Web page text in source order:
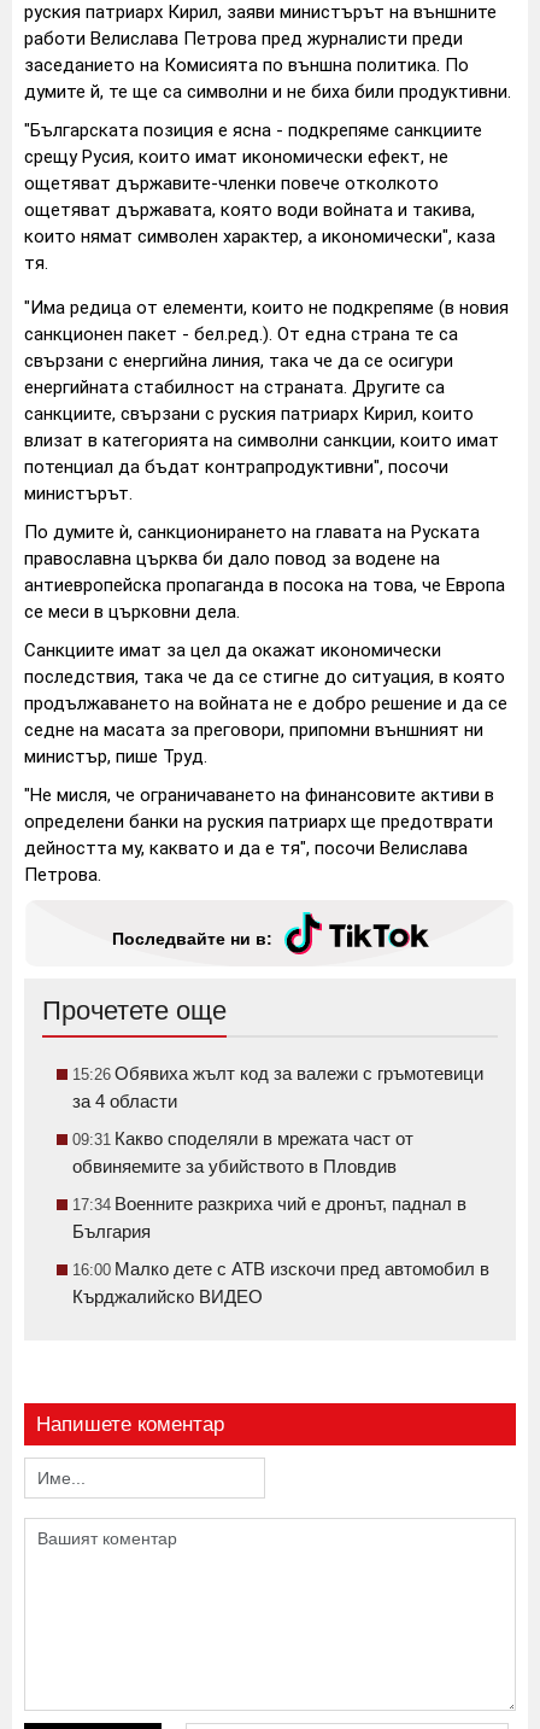
руския патриарх Кирил, заяви министърът на външните
работи Велислава Петрова пред журналисти преди
заседанието на Комисията по външна политика. По
думите й, те ще са символни и не биха били продуктивни.
"Българската позиция е ясна - подкрепяме санкциите
срещу Русия, които имат икономически ефект, нe
ощетяват държавите-членки повече отколкото
ощетяват държавата, която води войната и такива,
които нямат символен характер, а икономически", каза
тя.
"Има редица от елементи, които не подкрепяме (в новия
санкционен пакет - бел.ред.). От една страна те са
свързани с енергийна линия, така че да се осигури
енергийната стабилност на страната. Другите са
санкциите, свързани с руския патриарх Кирил, които
влизат в категорията на символни санкции, които имат
потенциал да бъдат контрапродуктивни", посочи
министърът.
По думите ѝ, санкционирането на главата на Руската
православна църква би дало повод за водене на
антиевропейска пропаганда в посока на това, че Европа
се меси в църковни дела.
Санкциите имат за цел да окажат икономически
последствия, така че да се стигне до ситуация, в която
продължаването на войната не е добро решение и да се
седне на масата за преговори, припомни външният ни
министър, пише Труд.
"Не мисля, че ограничаването на финансовите активи в
определени банки на руския патриарх ще предотврати
дейността му, каквато и да е тя", посочи Велислава
Петрова.
Последвайте ни в:
Прочетете още
15:26 Обявиха жълт код за валежи с гръмотевици
за 4 области
09:31 Какво споделяли в мрежата част от
обвиняемите за убийството в Пловдив
17:34 Военните разкриха чий е дронът, паднал в
България
16:00 Малко дете с АТВ изскочи пред автомобил в
Кърджалийско ВИДЕО
Напишете коментар